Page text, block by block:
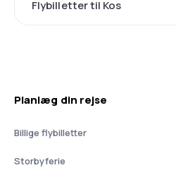
Flybilletter til Kos
Planlæg din rejse
Billige flybilletter
Storbyferie